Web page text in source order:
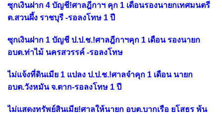
ซุกเงินฝาก 4 บัญชี!ศาลฎีกาฯ คุก 1 เดือนรองนายกเทศมนตรี
ต.สวนผึ้ง ราชบุรี -รอลงโทษ 1 ปี
ซุกเงินฝาก 1 บัญชี ป.ป.ช.!ศาลฎีกาฯคุก 1 เดือน รองนายก
อบต.ท่าไม้ นครสวรรค์ -รอลงโทษ
ไม่แจ้งที่ดินเมีย 1 แปลง ป.ป.ช.!ศาลจำคุก 1 เดือน นายก
อบต.วังหมัน จ.ตาก-รอลงโทษ 1 ปี
ไม่แสดงทรัพย์สินเมีย!ศาลให้นายก อบต.บากเรือ ยโสธร พ้น